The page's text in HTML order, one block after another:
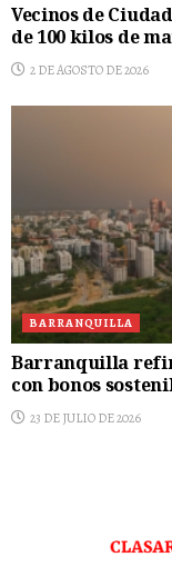
Vecinos de
de 100 kilos de
2 DE AGOSTO DE 2026
BARRANQUILLA
Barranquilla
con bonos
23 DE JULIO DE 2026